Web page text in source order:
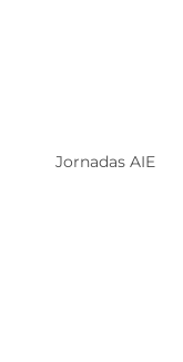
Jornadas AIE